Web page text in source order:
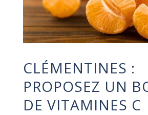
CLÉMENTINES :
PROPOSEZ UN
DE VITAMINES C